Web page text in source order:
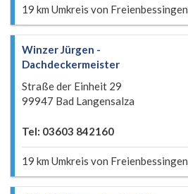
19 km Umkreis von Freienbessingen
Winzer Jürgen -
Dachdeckermeister
Straße der Einheit 29
99947 Bad Langensalza
Tel: 03603 842160
19 km Umkreis von Freienbessingen